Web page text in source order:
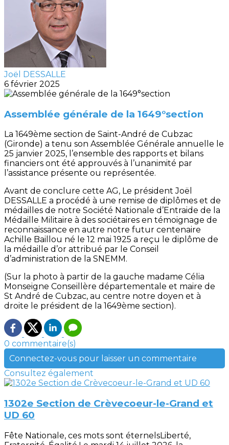
Joël DESSALLE
6 février 2025
Assemblée générale de la 1649°section
La 1649ème section de Saint-André de Cubzac
(Gironde) a tenu son Assemblée Générale annuelle le
25 janvier 2025, l’ensemble des rapports et bilans
financiers ont été approuvés à l’unanimité par
l’assistance présente ou représentée.
Avant de conclure cette AG, Le président Joël
DESSALLE a procédé à une remise de diplômes et de
médailles de notre Société Nationale d’Entraide de la
Médaille Militaire à des sociétaires en témoignage de
reconnaissance en autre notre futur centenaire
Achille Baillou né le 12 mai 1925 a reçu le diplôme de
la médaille d’or attribué par le Conseil
d’administration de la SNEMM.
(Sur la photo à partir de la gauche madame Célia
Monseigne Conseillère départementale et maire de
St André de Cubzac, au centre notre doyen et à
droite le président de la 1649ème section).
0 commentaire(s)
Connectez-vous pour laisser un commentaire
Consultez également
1302e Section de Crèvecoeur-le-Grand et
UD 60
Fête Nationale, ces mots sont éternelsLiberté,